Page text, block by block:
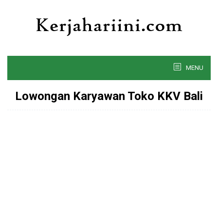
MENU
Lowongan Karyawan Toko KKV Bali